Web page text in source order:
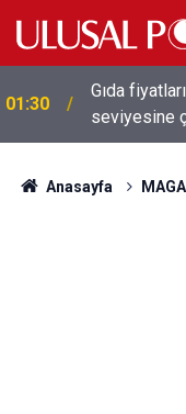
01:30
Gıda
seviyesine
01:26
duyurusu
Anasayfa